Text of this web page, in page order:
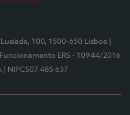
Lusíada, 100, 1500-650 Lisboa
Funcionamento ERS - 10944/2016
| NIPC507 485 637